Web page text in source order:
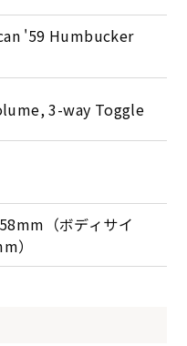
'59 Humbucker
3-way Toggle
（ボディサイ
）